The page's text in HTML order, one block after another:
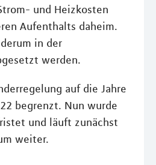
und Heizkosten
Aufenthalts daheim.
in der
werden.
auf die Jahre
begrenzt. Nun wurde
und läuft zunächst
weiter.